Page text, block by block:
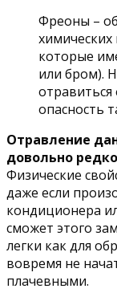
Фреоны –
которые
или бром).
опасность
Отравление
довольно
Физические
даже если
кондиционера
сможет этого
легки как для
вовремя не
плачевными.